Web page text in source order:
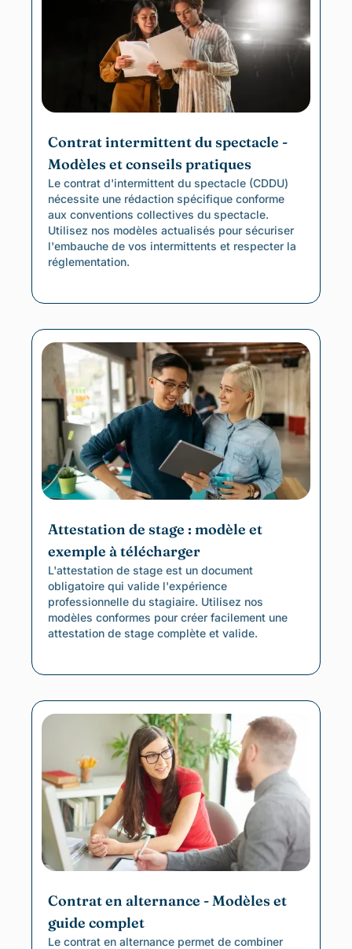
Contrat intermittent du spectacle -
Modèles et conseils pratiques
Le contrat d'intermittent du spectacle (CDDU)
nécessite une rédaction spécifique conforme
aux conventions collectives du spectacle.
Utilisez nos modèles actualisés pour sécuriser
l'embauche de vos intermittents et respecter la
réglementation.
Attestation de stage : modèle et
exemple à télécharger
L'attestation de stage est un document
obligatoire qui valide l'expérience
professionnelle du stagiaire. Utilisez nos
modèles conformes pour créer facilement une
attestation de stage complète et valide.
Contrat en alternance - Modèles et
guide complet
Le contrat en alternance permet de combiner